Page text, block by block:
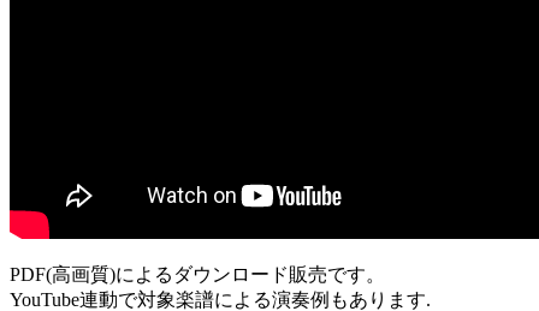
PDF(高画質)によるダウンロード販売です。
YouTube連動で対象楽譜による演奏例もあります.